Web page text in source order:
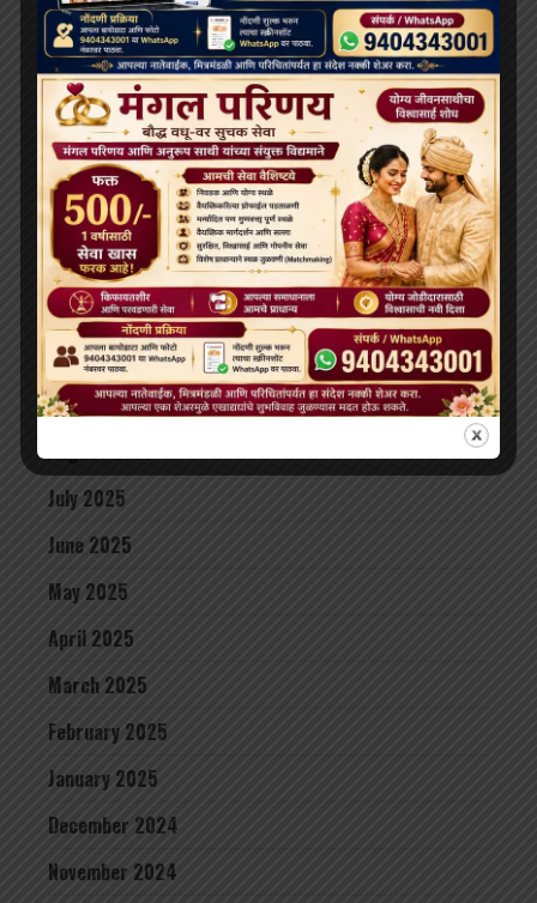
June 2026
May 2026
April 2026
February 2026
January 2026
December 2025
November 2025
October 2025
September 2025
August 2025
July 2025
June 2025
May 2025
April 2025
March 2025
February 2025
January 2025
December 2024
November 2024